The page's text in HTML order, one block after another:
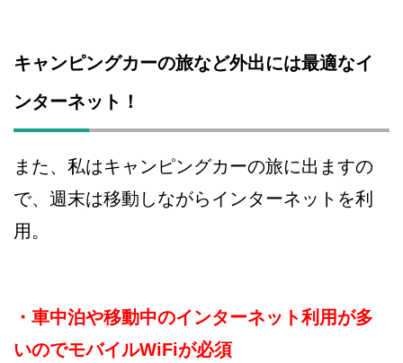
キャンピングカーの旅など外出には最適なイ
ンターネット！
また、私はキャンピングカーの旅に出ますの
で、週末は移動しながらインターネットを利
用。
・車中泊や移動中のインターネット利用が多
いのでモバイルWiFiが必須